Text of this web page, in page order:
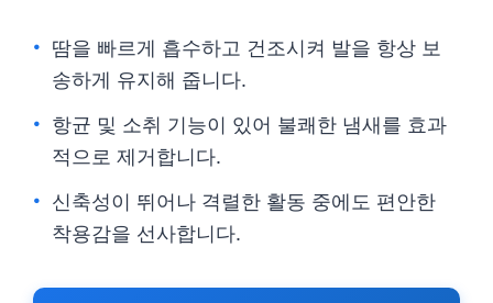
땀을 빠르게 흡수하고 건조시켜 발을 항상 보
송하게 유지해 줍니다.
항균 및 소취 기능이 있어 불쾌한 냄새를 효과
적으로 제거합니다.
신축성이 뛰어나 격렬한 활동 중에도 편안한
착용감을 선사합니다.